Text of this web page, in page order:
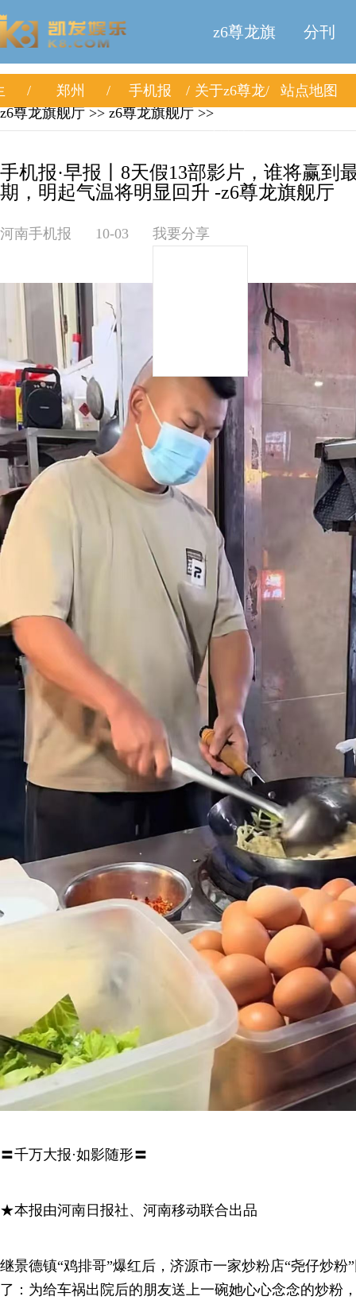
z6尊龙旗
舰厅
分刊
郑州 手机报 关于z6尊龙
站点地图
z6尊龙旗舰厅 >> z6尊龙旗舰厅 >>
手机报·早报丨8天假13部影片，谁将赢到
期，明起气温将明显回升 -z6尊龙旗舰厅
河南手机报 10-03 我要分享
〓千万大报·如影随形〓
★本报由河南日报社、河南移动联合出品
继景德镇“鸡排哥”爆红后，济源市一家炒粉店“尧仔炒粉
了：为给车祸出院后的朋友送上一碗她心心念念的炒粉